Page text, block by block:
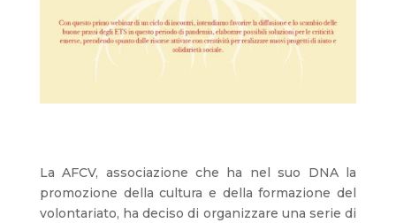
La AFCV, associazione che ha nel suo DNA la
promozione della cultura e della formazione del
volontariato, ha deciso di organizzare una serie di